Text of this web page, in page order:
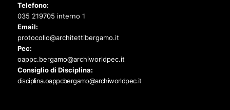
Telefono:
035 219705 interno 1
Email:
protocollo@architettibergamo.it
Pec:
oappc.bergamo@archiworldpec.it
Consiglio di Disciplina:
disciplina.oappcbergamo@archiworldpec.it